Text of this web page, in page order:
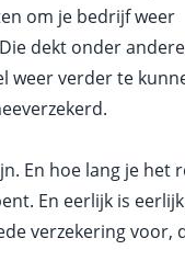
om je bedrijf weer
dekt onder
weer verder te
En hoe lang je het
En eerlijk is
verzekering voor,